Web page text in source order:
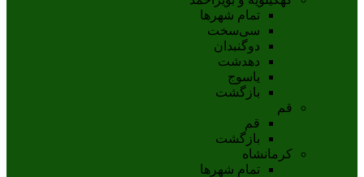
تمام شهر‌ها
سی‌سخت
دوگنبدان
دهدشت
ياسوج
بازگشت
قم
قم
بازگشت
کرمانشاه
تمام شهر‌ها